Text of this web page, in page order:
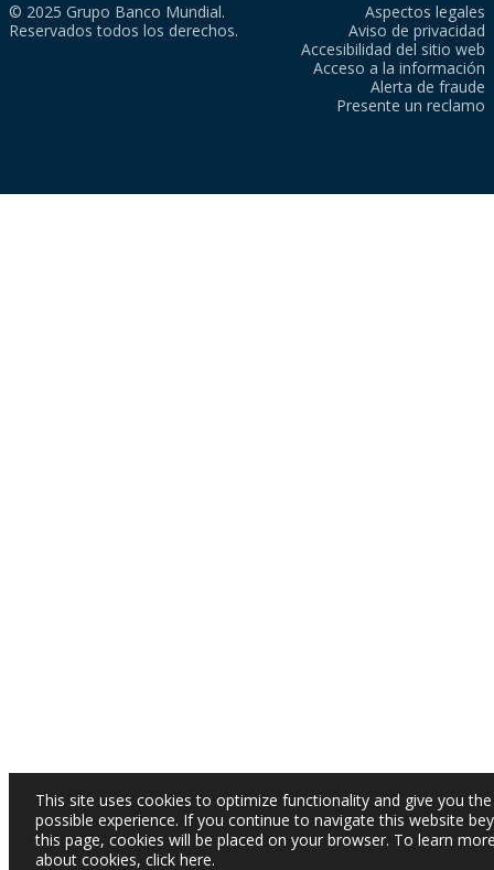
© 2025 Grupo Banco Mundial.
Reservados todos los derechos.
Aspectos legales
Aviso de privacidad
Accesibilidad del sitio web
Acceso a la información
Alerta de fraude
Presente un reclamo
This site uses cookies to optimize functionality and give you
possible experience. If you continue to navigate this website
this page, cookies will be placed on your browser. To learn
about cookies, click here.